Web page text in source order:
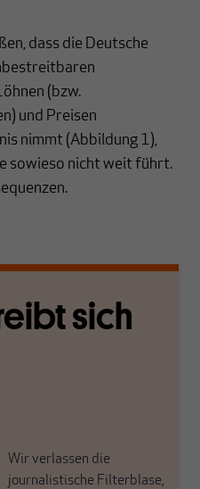
dass die Deutsche
(bzw.
und Preisen
nimmt (Abbildung 1),
sowieso nicht weit führt.
sich
Wir verlassen die
journalistische Filterblase,